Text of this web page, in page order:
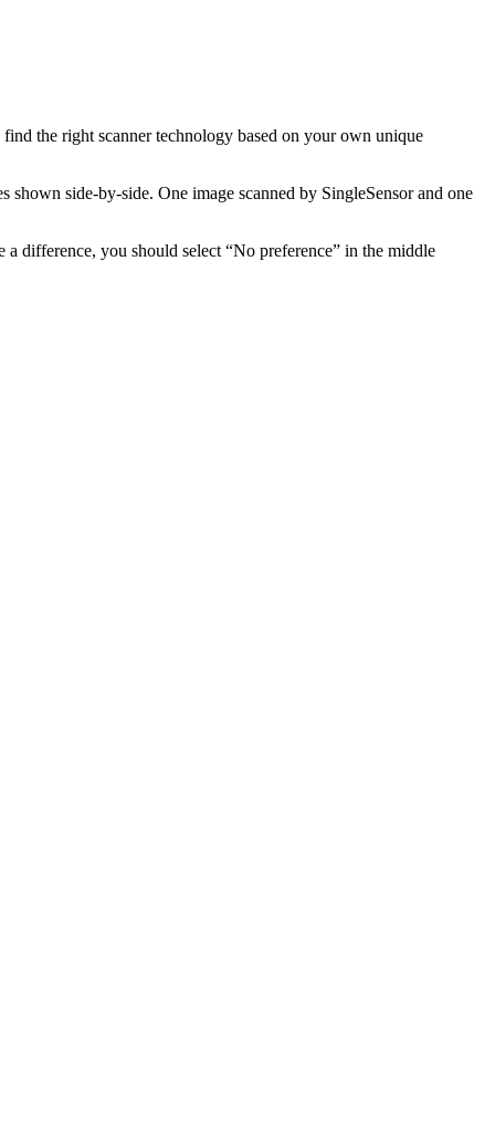
the right scanner technology based on your own unique
side-by-side. One image scanned by SingleSensor and one
difference, you should select “No preference” in the middle